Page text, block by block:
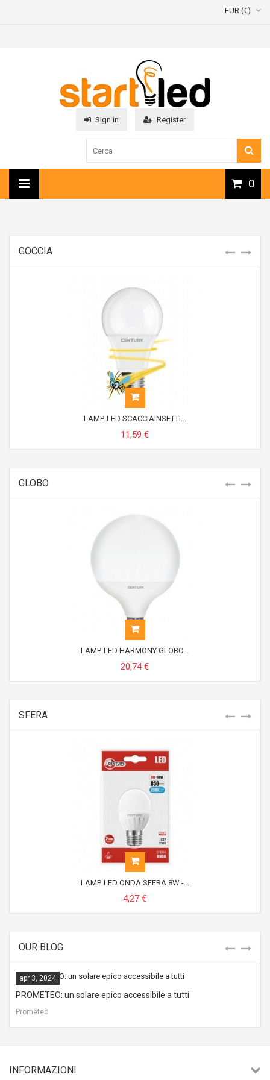
EUR (€)
Sign in Register
0
GOCCIA
LAMP. LED SCACCIAINSETTI...
11,59 €
GLOBO
LAMP. LED HARMONY GLOBO...
20,74 €
SFERA
LAMP. LED ONDA SFERA 8W -...
4,27 €
OUR BLOG
apr 3, 2024
PROMETEO: un solare epico accessibile a tutti
Prometeo
INFORMAZIONI